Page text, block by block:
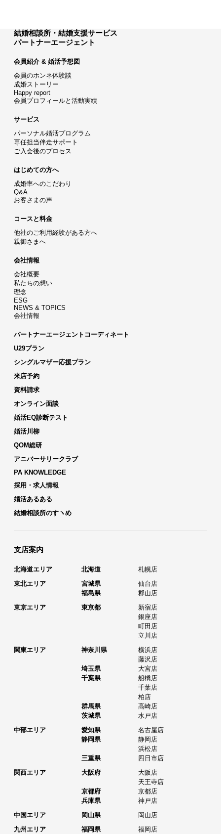
結婚相談所・結婚支援サービス
パートナーエージェント
会員紹介 & 婚活予想図
会員のホンネ体験談
成婚ストーリー
Happy report
会員プロフィールと活動実績
サービス
パーソナル婚活プログラム
専任担当伴走サポート
ご入会後のプロセス
はじめての方へ
成婚率へのこだわり
Q&A
お客さまの声
コースと料金
他社のご利用経験がある方へ
親御さまへ
会社情報
会社概要
私たちの想い
理念
ESG
NEWS & TOPICS
会社情報
パートナーエージェントコーディネート
U29プラン
シングルマザー応援プラン
来店予約
資料請求
オンライン面談
婚活EQ診断テスト
婚活川柳
QOM総研
アニバーサリークラブ
PA KNOWLEDGE
採用・求人情報
婚活あるある
結婚相談所のすヽめ
支店案内
北海道エリア 北海道
札幌店
東北エリア
宮城県
仙台店
福島県
郡山店
東京エリア
東京都
新宿店
銀座店
町田店
立川店
関東エリア
神奈川県
横浜店
藤沢店
埼玉県
大宮店
千葉県
船橋店
千葉店
柏店
群馬県
高崎店
茨城県
水戸店
中部エリア
愛知県
名古屋店
静岡県
静岡店
浜松店
三重県
四日市店
関西エリア
大阪府
大阪店
天王寺店
京都府
京都店
兵庫県
神戸店
中国エリア
岡山県
岡山店
九州エリア
福岡県
福岡店